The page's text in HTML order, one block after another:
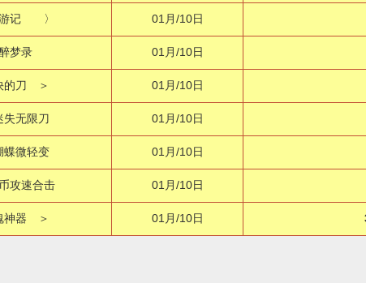
记 〉 01月/10日
梦录 01月/10日
的刀 ＞ 01月/10日
失无限刀 01月/10日
蝶微轻变 01月/10日
攻速合击 01月/10日
神器 ＞ 01月/10日